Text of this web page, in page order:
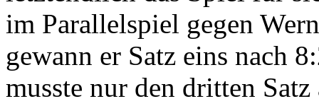
im Parallelspiel gegen
gewann er Satz eins nach
musste nur den dritten